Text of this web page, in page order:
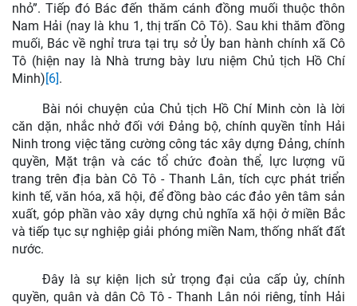
nhỏ”. Tiếp đó Bác đến thăm cánh đồng muối thuộc thôn
Nam Hải (nay là khu 1, thị trấn Cô Tô). Sau khi thăm đồng
muối, Bác về nghỉ trưa tại trụ sở Ủy ban hành chính xã Cô
Tô (hiện nay là Nhà trưng bày lưu niệm Chủ tịch Hồ Chí
Minh) [6].
Bài nói chuyện của Chủ tịch Hồ Chí Minh còn là lời
căn dặn, nhắc nhở đối với Đảng bộ, chính quyền tỉnh Hải
Ninh trong việc tăng cường công tác xây dựng Đảng, chính
quyền, Mặt trận và các tổ chức đoàn thể, lực lượng vũ
trang trên địa bàn Cô Tô - Thanh Lân, tích cực phát triển
kinh tế, văn hóa, xã hội, để đồng bào các đảo yên tâm sản
xuất, góp phần vào xây dựng chủ nghĩa xã hội ở miền Bắc
và tiếp tục sự nghiệp giải phóng miền Nam, thống nhất đất
nước.
Đây là sự kiện lịch sử trọng đại của cấp ủy, chính
quyền, quân và dân Cô Tô - Thanh Lân nói riêng, tỉnh Hải